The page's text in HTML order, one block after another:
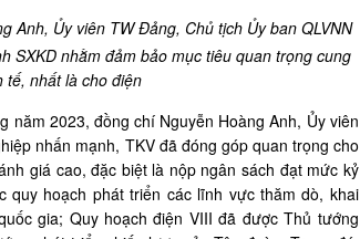
Anh, Ủy viên TW Đảng, Chủ tịch Ủy ban QLVNN
SXKD nhằm đảm bảo mục tiêu quan trọng cung
tế, nhất là cho điện
năm 2023, đồng chí Nguyễn Hoàng Anh, Ủy viên
nhấn mạnh, TKV đã đóng góp quan trọng cho
giá cao, đặc biệt là nộp ngân sách đạt mức kỷ
quy hoạch phát triển các lĩnh vực thăm dò, khai
gia; Quy hoạch điện VIII đã được Thủ tướng